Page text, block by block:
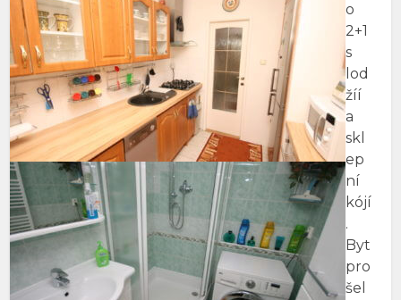
o
2+1
s
lod
žíí
a
skl
ep
ní
kójí
.
Byt
pro
šel